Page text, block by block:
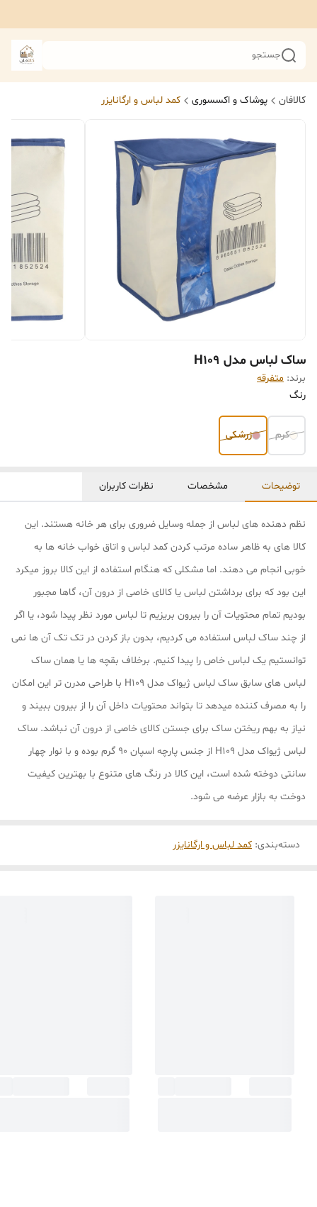
جستجو
کالافان پوشاک و اکسسوری کمد لباس و ارگانایزر
ساک لباس مدل H109
برند: متفرقه
رنگ
کرم زرشکی
توضیحات مشخصات نظرات کاربران
نظم دهنده های لباس از جمله وسایل ضروری برای هر خانه هستند. این
کالا های به ظاهر ساده مرتب کردن کمد لباس و اتاق خواب خانه ها به
خوبی انجام می دهند. اما مشکلی که هنگام استفاده از این کالا بروز میکرد
این بود که برای برداشتن لباس یا کالای خاصی از درون آن، گاها مجبور
بودیم تمام محتویات آن را بیرون بریزیم تا لباس مورد نظر پیدا شود، یا اگر
از چند ساک لباس استفاده می کردیم، بدون باز کردن در تک تک آن ها نمی
توانستیم یک لباس خاص را پیدا کنیم. برخلاف بقچه ها یا همان ساک
لباس های سابق ساک لباس ژیواک مدل H109 با طراحی مدرن تر این امکان
را به مصرف کننده میدهد تا بتواند محتویات داخل آن را از بیرون ببیند و
نیاز به بهم ریختن ساک برای جستن کالای خاصی از درون آن نباشد. ساک
لباس ژیواک مدل H109 از جنس پارچه اسپان 90 گرم بوده و با نوار چهار
سانتی دوخته شده است، این کالا در رنگ های متنوع با بهترین کیفیت
دوخت به بازار عرضه می شود.
دسته‌بندی: کمد لباس و ارگانایزر